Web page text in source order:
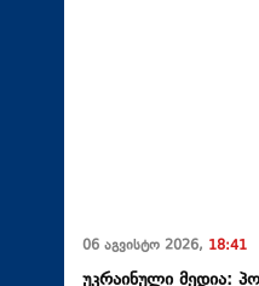
06 აგვისტო 2026, 18:41
უკრაინული მედია: